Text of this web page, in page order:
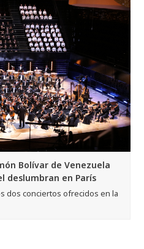
Bolívar de Venezuela
deslumbran en París
dos conciertos ofrecidos en la